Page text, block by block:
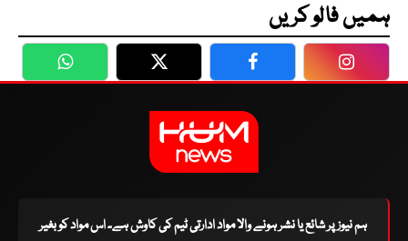
ہمیں فالو کریں
WhatsApp Twitter Facebook
ہم نیوز پر شائع یا نشر ہونے والا مواد ادارتی ٹیم کی کاوش ہے۔ اس مواد کو بغیر